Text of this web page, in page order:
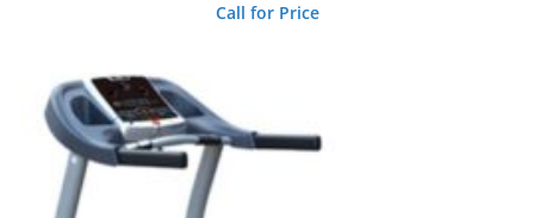
Call for Price